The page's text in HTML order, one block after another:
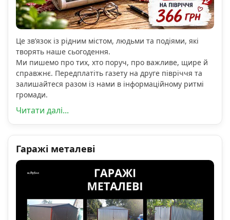
Це зв’язок із рідним містом, людьми та подіями, які
творять наше сьогодення.
Ми пишемо про тих, хто поруч, про важливе, щире й
справжнє. Передплатіть газету на друге півріччя та
залишайтеся разом із нами в інформаційному ритмі
громади.
Читати далі...
Гаражі металеві